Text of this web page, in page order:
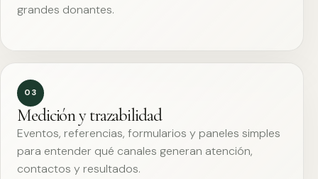
grandes donantes.
03
Medición y trazabilidad
Eventos, referencias, formularios y paneles simples
para entender qué canales generan atención,
contactos y resultados.